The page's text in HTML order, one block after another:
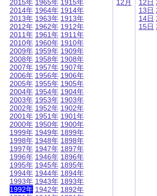
2015年
2014年
2013年
2012年
2011年
2010年
2009年
2008年
2007年
2006年
2005年
2004年
2003年
2002年
2001年
2000年
1999年
1998年
1997年
1996年
1995年
1994年
1993年
1992年
1965年
1964年
1963年
1962年
1961年
1960年
1959年
1958年
1957年
1956年
1955年
1954年
1953年
1952年
1951年
1950年
1949年
1948年
1947年
1946年
1945年
1944年
1943年
1942年
1915年
1914年
1913年
1912年
1911年
1910年
1909年
1908年
1907年
1906年
1905年
1904年
1903年
1902年
1901年
1900年
1899年
1898年
1897年
1896年
1895年
1894年
1893年
1892年
12月
12日
13日
14日
15日